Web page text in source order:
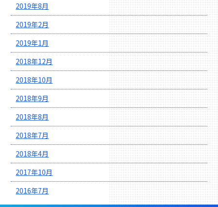
2019年8月
2019年2月
2019年1月
2018年12月
2018年10月
2018年9月
2018年8月
2018年7月
2018年4月
2017年10月
2016年7月